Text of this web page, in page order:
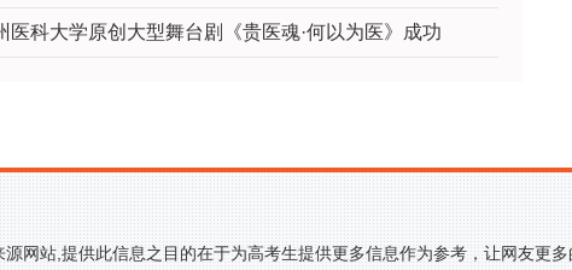
医科大学原创大型舞台剧《贵医魂·何以为医》成功
网站,提供此信息之目的在于为高考生提供更多信息作为参考，让网友更